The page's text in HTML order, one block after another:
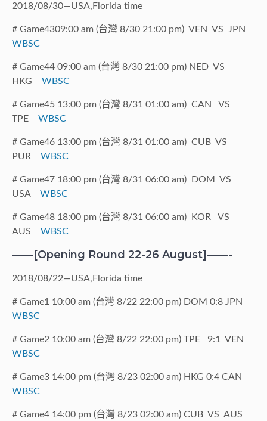
2018/08/30—USA,Florida time
# Game4309:00 am (台灣 8/30 21:00 pm) VEN VS JPN
WBSC
# Game44 09:00 am (台灣 8/30 21:00 pm) NED VS
HKG WBSC
# Game45 13:00 pm (台灣 8/31 01:00 am) CAN VS
TPE WBSC
# Game46 13:00 pm (台灣 8/31 01:00 am) CUB VS
PUR WBSC
# Game47 18:00 pm (台灣 8/31 06:00 am) DOM VS
USA WBSC
# Game48 18:00 pm (台灣 8/31 06:00 am) KOR VS
AUS WBSC
——[Opening Round 22-26 August]——-
2018/08/22—USA,Florida time
# Game1 10:00 am (台灣 8/22 22:00 pm) DOM 0:8 JPN
WBSC
# Game2 10:00 am (台灣 8/22 22:00 pm) TPE 9:1 VEN
WBSC
# Game3 14:00 pm (台灣 8/23 02:00 am) HKG 0:4 CAN
WBSC
# Game4 14:00 pm (台灣 8/23 02:00 am) CUB VS AUS